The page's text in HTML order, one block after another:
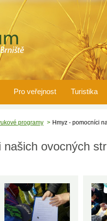
Pro veřejnost Turistika
programy Hmyz - pomocníci
ovocných